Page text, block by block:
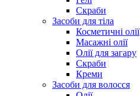
Скраби
Засоби для тіла
Косметичні олії
Масажні олії
Олії для загару
Скраби
Креми
Засоби для волосся